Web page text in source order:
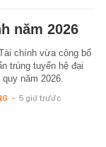
năm 2026
chính vừa công bố
trúng tuyển hệ đại
quy năm 2026.
- 5 giờ trước